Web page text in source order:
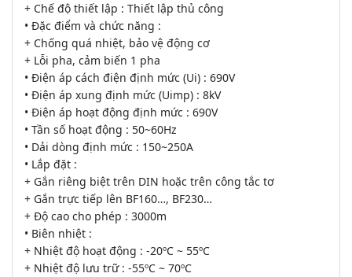
+ Chế độ thiết lập : Thiết lập thủ công
• Đặc điểm và chức năng :
+ Chống quá nhiệt, bảo vệ động cơ
+ Lỗi pha, cảm biến 1 pha
• Điện áp cách điện định mức (Ui) : 690V
• Điện áp xung định mức (Uimp) : 8kV
• Điện áp hoạt động định mức : 690V
• Tần số hoạt động : 50~60Hz
• Dải dòng định mức : 150~250A
• Lắp đặt :
+ Gắn riêng biệt trên DIN hoặc trên công tắc tơ
+ Gắn trực tiếp lên BF160…, BF230…
+ Độ cao cho phép : 3000m
• Biên nhiệt :
+ Nhiệt độ hoạt động : -20ºC ~ 55ºC
+ Nhiệt độ lưu trữ : -55ºC ~ 70ºC